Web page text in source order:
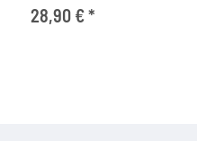
(12V/4A, 5.5/2.1mm, C6)
28,90 €*